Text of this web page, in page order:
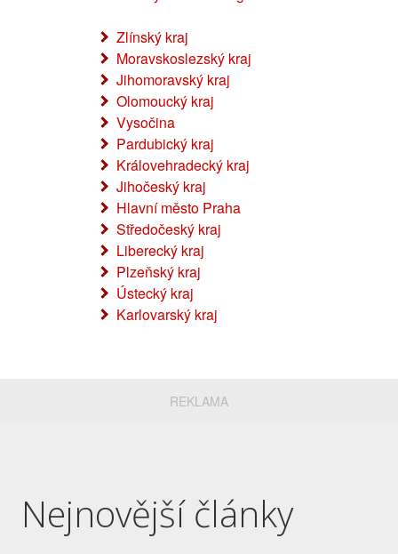
Zlínský kraj
Moravskoslezský kraj
Jihomoravský kraj
Olomoucký kraj
Vysočina
Pardubický kraj
Královehradecký kraj
Jihočeský kraj
Hlavní město Praha
Středočeský kraj
Liberecký kraj
Plzeňský kraj
Ústecký kraj
Karlovarský kraj
REKLAMA
Nejnovější články